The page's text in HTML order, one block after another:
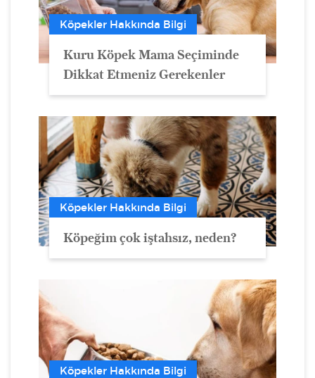
Köpekler Hakkında Bilgi
Kuru Köpek Mama Seçiminde
Dikkat Etmeniz Gerekenler
Köpekler Hakkında Bilgi
Köpeğim çok iştahsız, neden?
Köpekler Hakkında Bilgi